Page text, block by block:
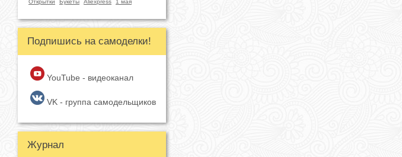
Открытки Букеты Aliexpress 1 мая
Подпишись на самоделки!
YouTube - видеоканал
VK - группа самодельщиков
Журнал